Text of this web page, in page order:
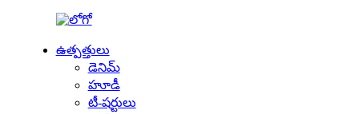
ఉత్పత్తులు
డెనిమ్
హూడీ
టీ-షర్టులు